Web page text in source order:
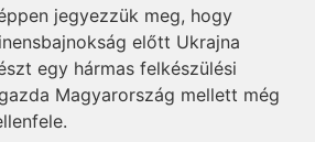
jegyezzük meg, hogy
előtt Ukrajna
egy hármas felkészülési
Magyarország mellett még